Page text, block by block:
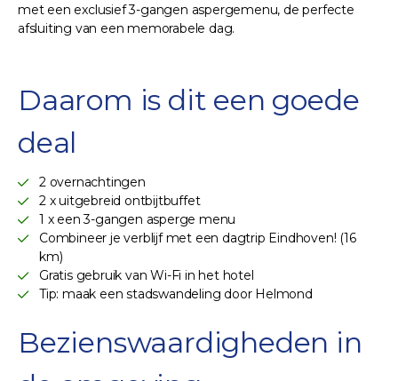
met een exclusief 3-gangen aspergemenu, de perfecte
afsluiting van een memorabele dag.
Daarom is dit een goede
deal
2 overnachtingen
2 x uitgebreid ontbijtbuffet
1 x een 3-gangen asperge menu
Combineer je verblijf met een dagtrip Eindhoven! (16
km)
Gratis gebruik van Wi-Fi in het hotel
Tip: maak een stadswandeling door Helmond
Bezienswaardigheden in